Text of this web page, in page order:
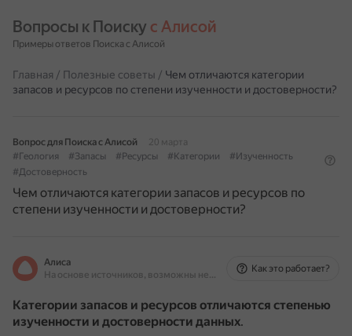
Вопросы к Поиску с Алисой
Примеры ответов Поиска с Алисой
Главная / Полезные советы / Чем отличаются категории
запасов и ресурсов по степени изученности и достоверности?
Вопрос для Поиска с Алисой
20 марта
#Геология
#Запасы #Ресурсы #Категории
#Изученность
#Достоверность
Чем отличаются категории запасов и ресурсов по
степени изученности и достоверности?
Алиса
На основе источников, возможны неточности
Как это работает?
Категории запасов и ресурсов отличаются степенью
изученности и достоверности данных.